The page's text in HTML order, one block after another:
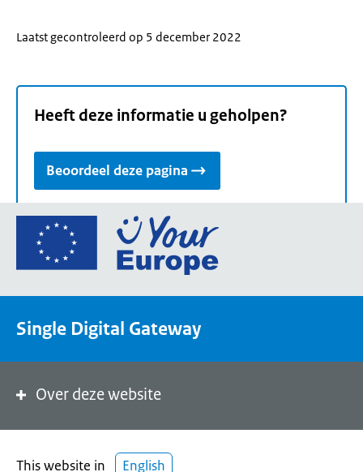
Laatst gecontroleerd op 5 december 2022
Heeft deze informatie u geholpen?
Beoordeel deze pagina
Ga
de
een
de
Single Digital Gateway
Over deze website
This website in English